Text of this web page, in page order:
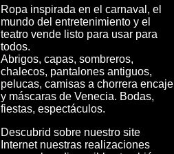
Ropa inspirada en el carnaval, el
mundo del entretenimiento y el
teatro vende listo para usar para
todos.
Abrigos, capas, sombreros,
chalecos, pantalones antiguos,
pelucas, camisas a chorrera encaje
y máscaras de Venecia. Bodas,
fiestas, espectáculos.
Descubrid sobre nuestro site
Internet nuestras realizaciones